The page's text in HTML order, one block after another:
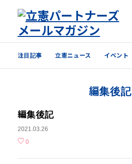
イベント
立憲議員のオススメ
注目記事 立憲ニュース イベント
編集後記
編集後記
2021.03.26
0